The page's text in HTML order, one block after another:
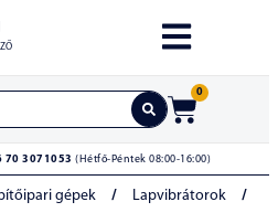
0
70 3071053 (Hétfő-Péntek 08:00-16:00)
gépek / Lapvibrátorok
/